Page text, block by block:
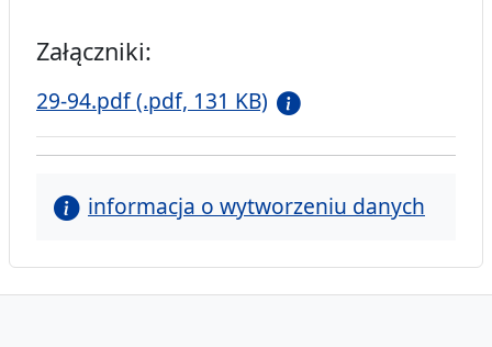
Załączniki:
29-94.pdf (.pdf, 131 KB)
informacja o wytworzeniu danych